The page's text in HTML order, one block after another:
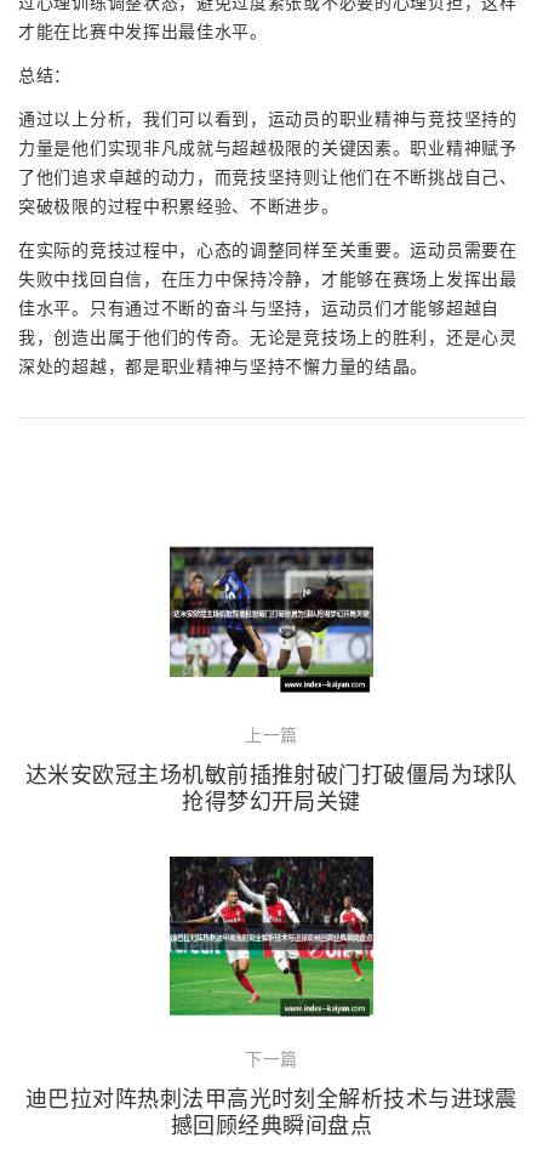
才能在比赛中发挥出最佳水平。
总结：
通过以上分析，我们可以看到，运动员的职业精神与竞技坚持的
力量是他们实现非凡成就与超越极限的关键因素。职业精神赋予
了他们追求卓越的动力，而竞技坚持则让他们在不断挑战自己、
突破极限的过程中积累经验、不断进步。
在实际的竞技过程中，心态的调整同样至关重要。运动员需要在
失败中找回自信，在压力中保持冷静，才能够在赛场上发挥出最
佳水平。只有通过不断的奋斗与坚持，运动员们才能够超越自
我，创造出属于他们的传奇。无论是竞技场上的胜利，还是心灵
深处的超越，都是职业精神与坚持不懈力量的结晶。
上一篇
达米安欧冠主场机敏前插推射破门打破僵局为球队
抢得梦幻开局关键
下一篇
迪巴拉对阵热刺法甲高光时刻全解析技术与进球震
撼回顾经典瞬间盘点